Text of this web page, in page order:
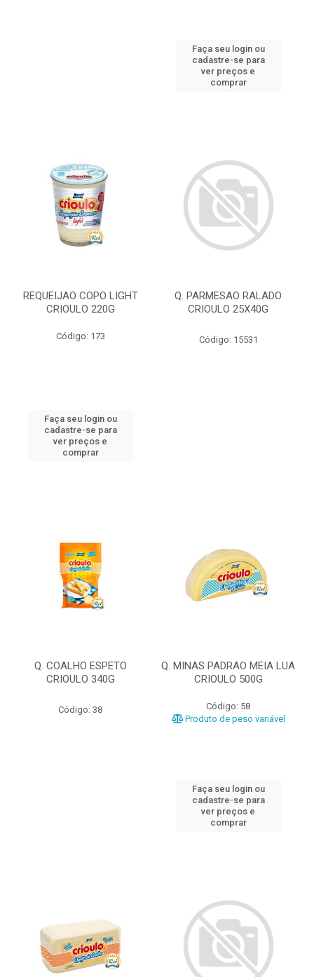
Faça seu login ou
cadastre-se para
ver preços e
comprar
REQUEIJAO COPO LIGHT
CRIOULO 220G
Código: 173
Faça seu login ou
cadastre-se para
ver preços e
comprar
Q. PARMESAO RALADO
CRIOULO 25X40G
Código: 15531
Q. COALHO ESPETO
CRIOULO 340G
Código: 38
Q. MINAS PADRAO MEIA LUA
CRIOULO 500G
Código: 58
Produto de peso variável
Faça seu login ou
cadastre-se para
ver preços e
comprar